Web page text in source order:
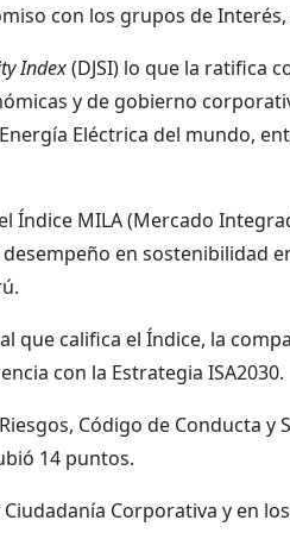
con los grupos de
Index(DJSI) lo que la ratifica
y de gobierno
Eléctrica del mundo,
Índice MILA (Mercado
en sostenibilidad
que califica el Índice, la
con la Estrategia ISA2030.
Código de Conducta
14 puntos.
Corporativa y en